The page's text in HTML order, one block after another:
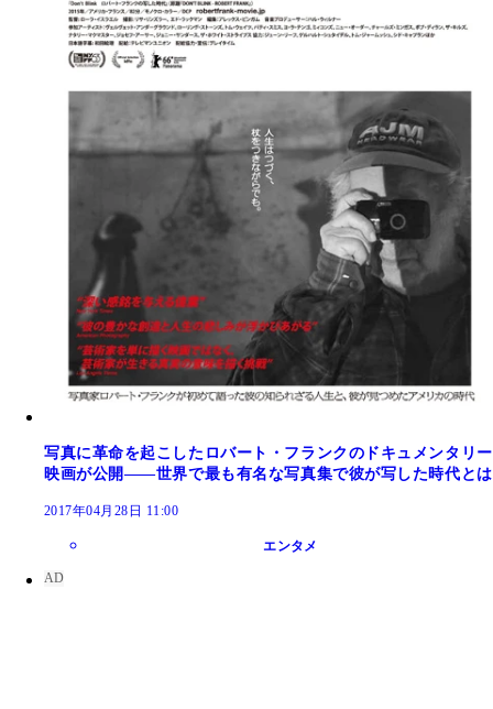
写真に革命を起こしたロバート・フランクのドキュメンタリー
映画が公開――世界で最も有名な写真集で彼が写した時代とは
2017年04月28日 11:00
エンタメ